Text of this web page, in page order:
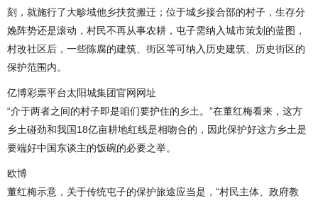
刻，就施行了大畛域他乡扶贫搬迁；位于城乡接合部的村子，生存分
娩阵势还是滚动，村民不再从事农耕，屯子需纳入城市策划的蓝图，
村改社区后，一些陈腐的建筑、街区等可纳入历史建筑、历史街区的
保护范围内。
亿博彩票平台太阳城集团官网网址
“介于两者之间的村子即是咱们要护住的乡土。”在董红梅看来，这方
乡土碰劲和我国18亿亩耕地红线是相吻合的，因此保护好这方乡土是
要端好中国东谈主的饭碗的必要之举。
欧博
董红梅示意，关于传统屯子的保护旅途应当是，“村民主体、政府教